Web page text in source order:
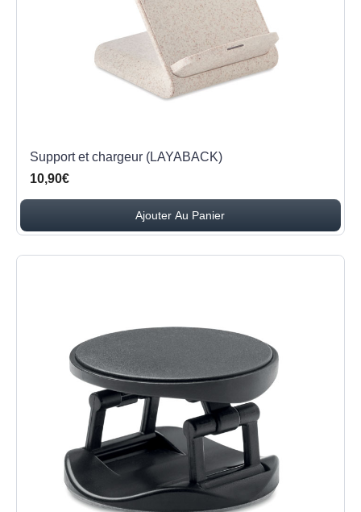
Support et chargeur (LAYABACK)
10,90€
Ajouter Au Panier